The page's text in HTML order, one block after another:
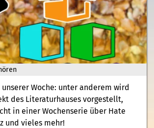
unserer Woche: unter anderem wird
des Literaturhauses vorgestellt,
in einer Wochenserie über Hate
und vieles mehr!